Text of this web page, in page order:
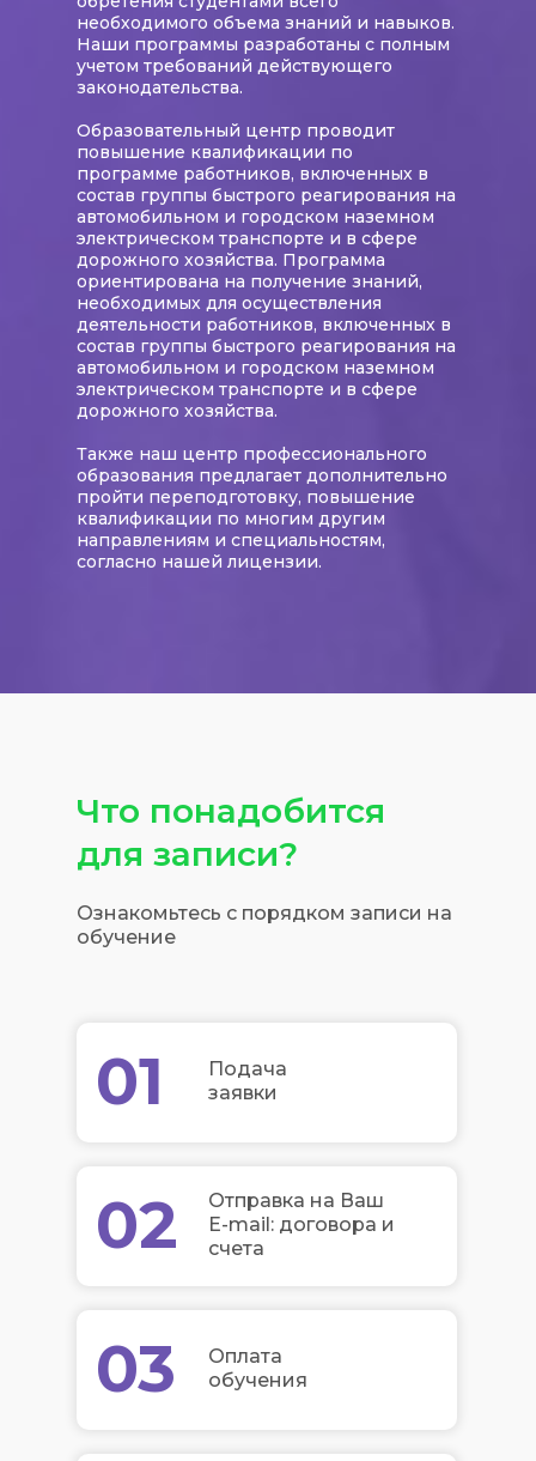
необходимого объема знаний и навыков.
Наши программы разработаны с полным
учетом требований действующего
законодательства.
Образовательный центр проводит
повышение квалификации по
программе работников, включенных в
состав группы быстрого реагирования на
автомобильном и городском наземном
электрическом транспорте и в сфере
дорожного хозяйства. Программа
ориентирована на получение знаний,
необходимых для осуществления
деятельности работников, включенных в
состав группы быстрого реагирования на
автомобильном и городском наземном
электрическом транспорте и в сфере
дорожного хозяйства.
Также наш центр профессионального
образования предлагает дополнительно
пройти переподготовку, повышение
квалификации по многим другим
направлениям и специальностям,
согласно нашей лицензии.
Что понадобится
для записи?
Ознакомьтесь с порядком записи на
обучение
01
02
03
Подача
заявки
Отправка на Ваш
E-mail: договора и
счета
Оплата
обучения